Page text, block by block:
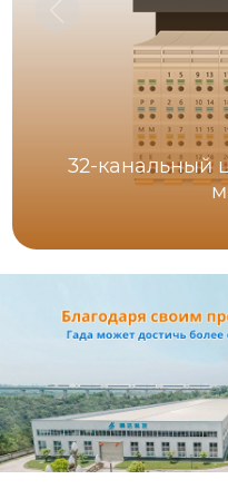
32-канальный